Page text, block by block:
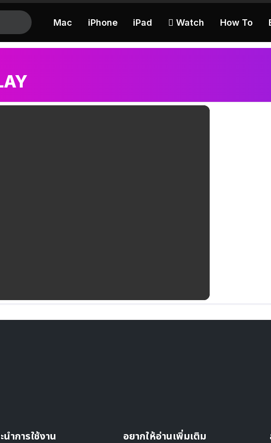
Mac iPhone iPad  Watch How To
นำการใช้งาน อยากให้อ่านเพิ่มเติม